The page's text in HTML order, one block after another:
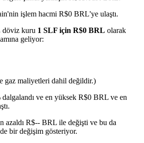
değerli metaller ve emtia türevleri
işlem hacmi R$0 BRL'ye ulaştı.
döviz kuru 1 SLF için R$0 BRL olarak
geliyor:
gaz maliyetleri dahil değildir.)
dalgalandı ve en yüksek R$0 BRL ve en
azaldı R$-- BRL ile değişti ve bu da
bir değişim gösteriyor.